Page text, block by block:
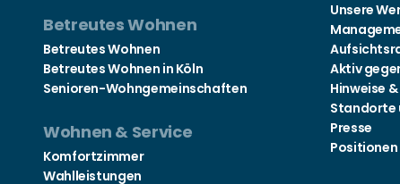
Betreutes Wohnen
Betreutes Wohnen
Betreutes Wohnen in Köln
Senioren-Wohngemeinschaften
Wohnen & Service
Komfortzimmer
Wahlleistungen
Unsere
Aktiv
Hinweise
Standorte
Presse
Positionen